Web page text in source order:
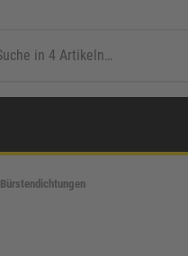
Bürstendichtungen